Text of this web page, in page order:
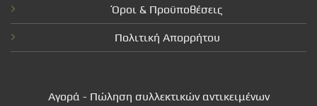
Όροι & Προϋποθέσεις
Πολιτική Απορρήτου
Αγορά - Πώληση συλλεκτικών αντικειμένων